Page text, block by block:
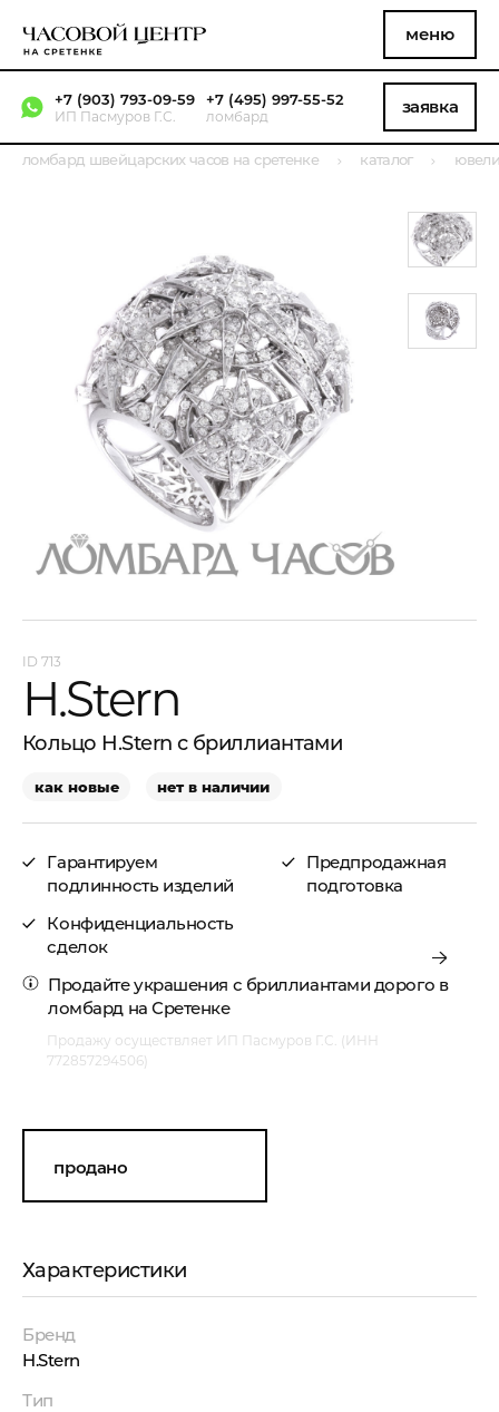
меню
+7 (903) 793-09-59
ИП Пасмуров Г.С.
+7 (495) 997-55-52
ломбард заявка
ломбард швейцарских часов на сретенке каталог
713
H.Stern
Кольцо H.Stern с бриллиантами
как новые нет в наличии
Гарантируем
подлинность изделий
Конфиденциальность
сделок
Предпродажная
подготовка
Продайте украшения с бриллиантами дорого в
ломбард на Сретенке
Продажу осуществляет ИП Пасмуров Г.С. (ИНН
772857294506)
продано
Характеристики
Бренд
H.Stern
Тип